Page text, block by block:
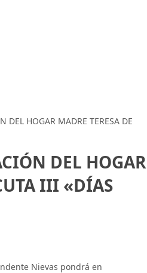
DEL HOGAR MADRE TERESA DE
DEL HOGAR
III «DÍAS
Nievas pondrá en